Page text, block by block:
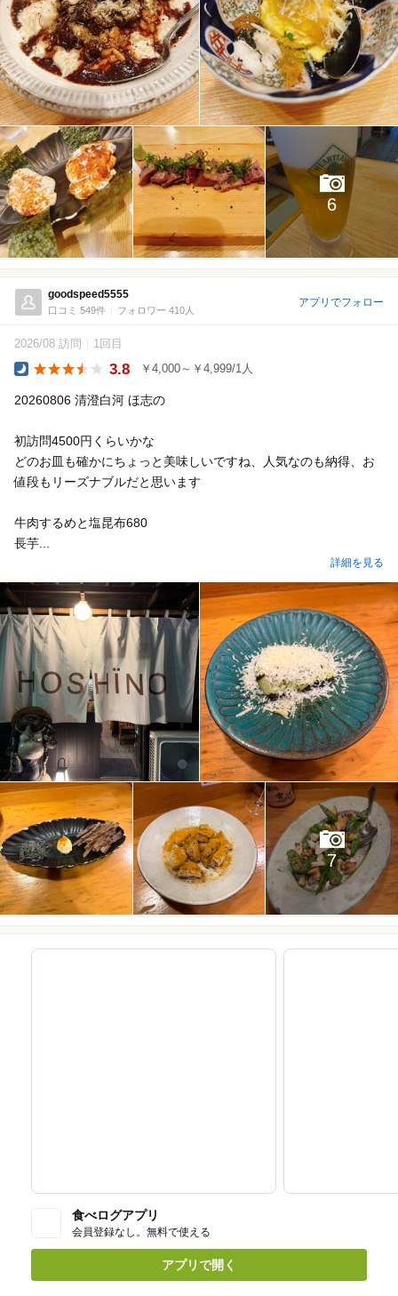
6
goodspeed5555
口コミ 549件 フォロワー 410人
アプリでフォロー
2026/08 訪問 1回目
3.8 ￥4,000～￥4,999/1人
20260806 清澄白河 ほ志の
初訪問4500円くらいかな
どのお皿も確かにちょっと美味しいですね、人気なのも納得、お
値段もリーズナブルだと思います
牛肉するめと塩昆布680
長芋...
詳細を見る
7
食べログアプリ
会員登録なし。無料で使える
アプリで開く